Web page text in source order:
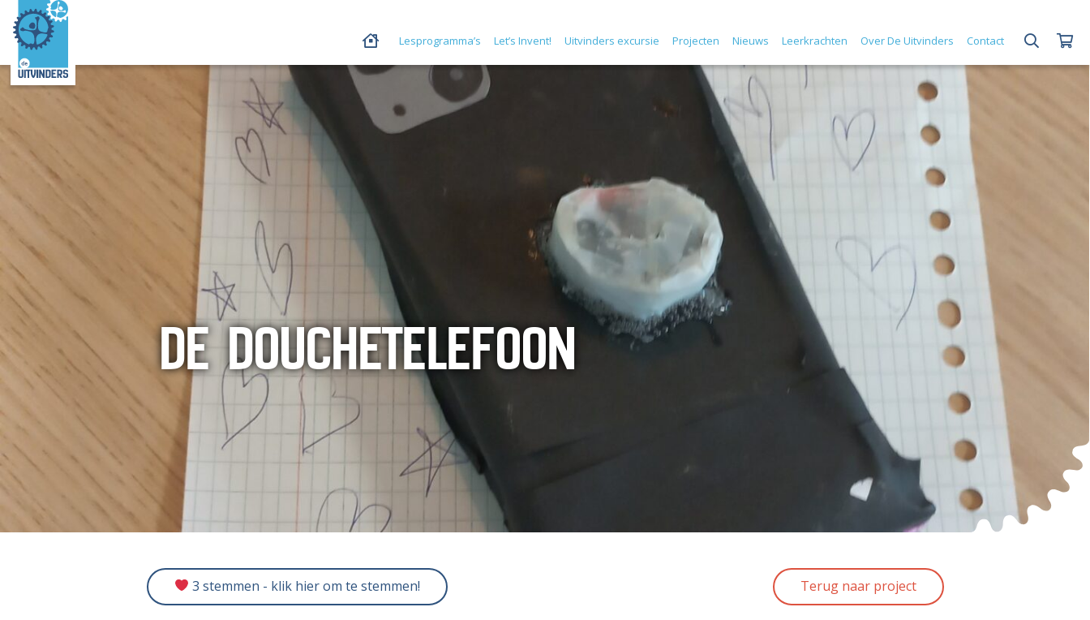
Lesprogramma’s Let’s Invent! Uitvinders excursie Projecten Nieuws Leerkrachten Over De Uitvinders Contact
DE DOUCHETELEFOON
3 stemmen - klik hier om te stemmen! Terug naar project